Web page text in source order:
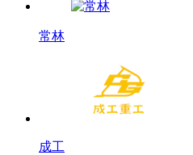
常林
成工